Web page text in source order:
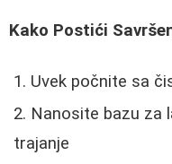
Kako Postići
Uvek počnite sa
Nanosite bazu za
trajanje